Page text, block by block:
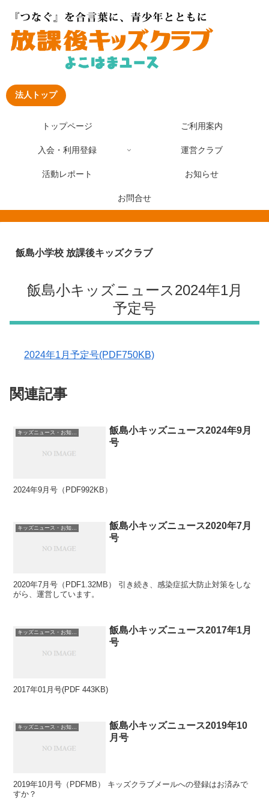
法人トップ
トップページ ご利用案内
入会・利用登録 運営クラブ
活動レポート お知らせ
お問合せ
飯島小学校 放課後キッズクラブ
飯島小キッズニュース2024年1月
予定号
2024年1月予定号(PDF750KB)
関連記事
キッズニュース・お知らせ
飯島小キッズニュース2024年9月
号
2024年9月号（PDF992KB）
飯島小キッズニュース2020年7月
号
2020年7月号（PDF1.32MB） 引き続き、感染症拡大防止対策をしな
がら、運営しています。
飯島小キッズニュース2017年1月
号
2017年01月号(PDF 443KB)
キッズニュース・お知らせ
飯島小キッズニュース2019年10
月号
2019年10月号（PDFMB） キッズクラブメールへの登録はお済みで
すか？